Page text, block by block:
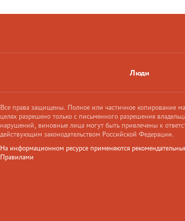
Люди
Все права защищены. Полное или частичное копирование
целях разрешено только с письменного разрешения
нарушений, виновные лица могут быть привлечены к
действующим законодательством Российской Федерации.
На информационном ресурсе применяются
Правилами